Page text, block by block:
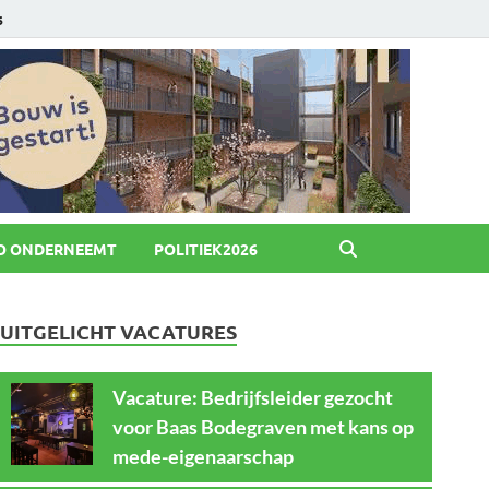
ONDERNEEMT POLITIEK2026
UITGELICHT VACATURES
Vacature: Bedrijfsleider gezocht
voor Baas Bodegraven met kans op
mede-eigenaarschap